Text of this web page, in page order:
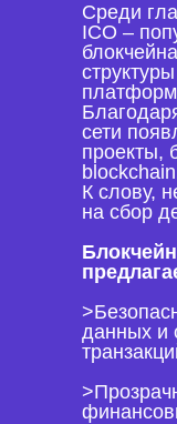
Среди
ICO –
сети
проекты,
К слову,
на сбор
данных и